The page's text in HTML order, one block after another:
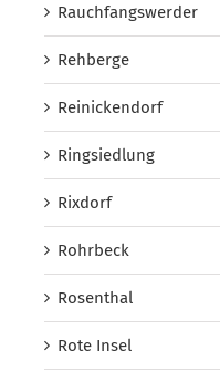
Rauchfangswerder
Rehberge
Reinickendorf
Ringsiedlung
Rixdorf
Rohrbeck
Rosenthal
Rote Insel